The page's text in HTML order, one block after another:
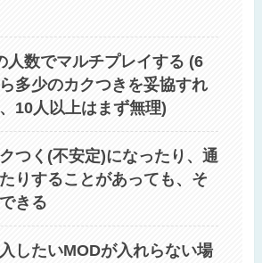
人数でマルチプレイする (6
多少のカクつきを妥協すれ
10人以上はまず無理)
つく(不安定)になったり、通
りすることがあっても、そ
きる
したいMODが入れらない場